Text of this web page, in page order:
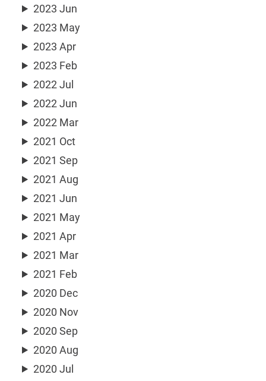
2023 Jun
2023 May
2023 Apr
2023 Feb
2022 Jul
2022 Jun
2022 Mar
2021 Oct
2021 Sep
2021 Aug
2021 Jun
2021 May
2021 Apr
2021 Mar
2021 Feb
2020 Dec
2020 Nov
2020 Sep
2020 Aug
2020 Jul